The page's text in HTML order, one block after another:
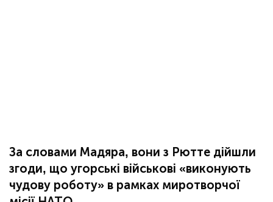
За словами Мадяра, вони з Рютте дійшли
згоди, що угорські військові «виконують
чудову роботу» в рамках миротворчої